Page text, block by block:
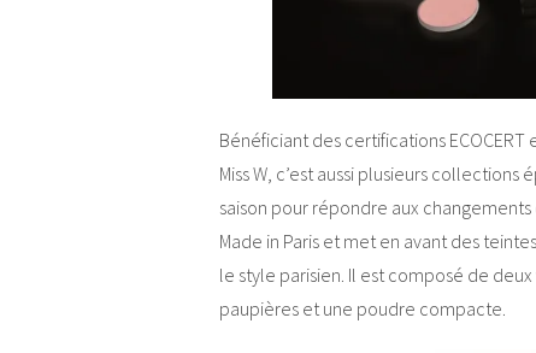
Bénéficiant des certifications ECOCERT
Miss W, c’est aussi plusieurs
saison pour répondre aux
Made in Paris et met en avant des
le style parisien. Il est composé de
paupières et une poudre compacte.